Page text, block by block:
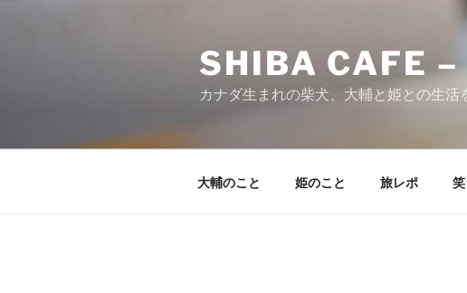
SHIBA CAFE
カナダ生まれの柴犬、大輔と姫との生活
大輔のこと 姫のこと 旅レポ